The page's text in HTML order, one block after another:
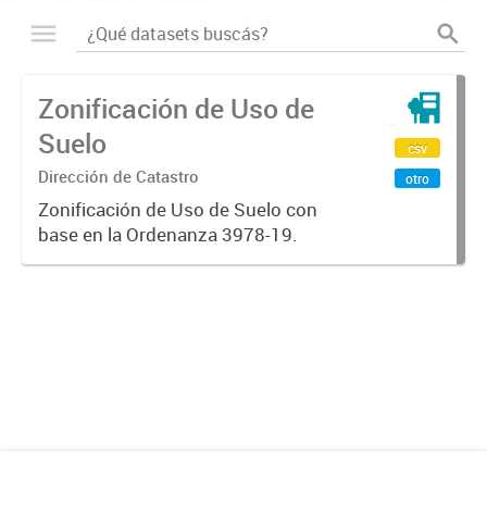
Zonificación de Uso de
Suelo
Dirección de Catastro
Zonificación de Uso de Suelo con
base en la Ordenanza 3978-19.
csv
otro